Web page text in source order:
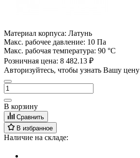
Материал корпуса: Латунь
Макс. рабочее давление: 10 Па
Макс. рабочая температура: 90 °С
Розничная цена: 8 482.13 ₽
Авторизуйтесь, чтобы узнать Вашу цену
В корзину
Сравнить
В избранное
Наличие на складе: